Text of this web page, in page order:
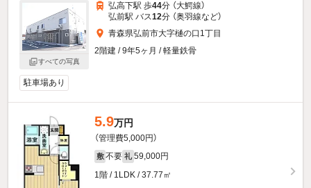
すべての写真
弘高下駅 歩44分 （大鰐線）
弘前駅 バス12分 （奥羽線など）
青森県弘前市大字樋の口1丁目
2階建 / 9年5ヶ月 / 軽量鉄骨
駐車場あり
5.9万円
（管理費5,000円）
敷 不要 礼 59,000円
1階 / 1LDK / 37.77㎡